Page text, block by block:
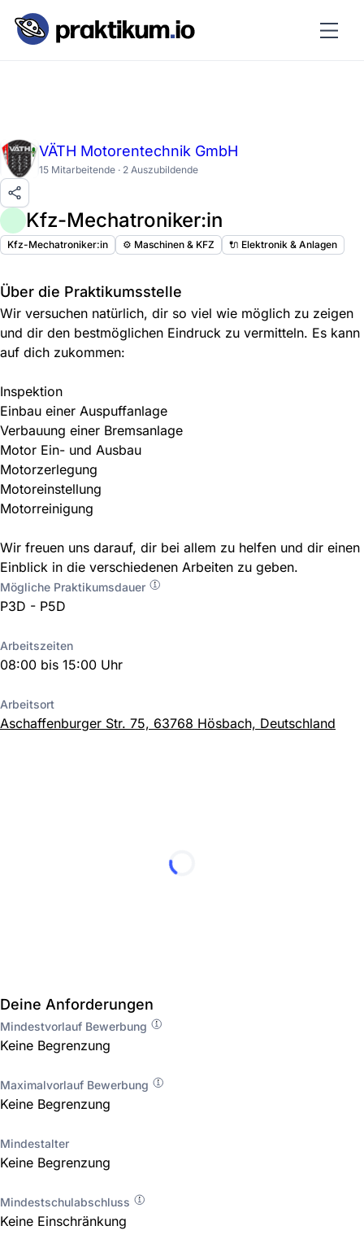
VÄTH Motorentechnik GmbH
15 Mitarbeitende · 2 Auszubildende
Kfz-Mechatroniker:in
Kfz-Mechatroniker:in ⚙️ Maschinen & KFZ 🔌 Elektronik & Anlagen
Über die Praktikumsstelle
Wir versuchen natürlich, dir so viel wie möglich zu zeigen
und dir den bestmöglichen Eindruck zu vermitteln. Es kann
auf dich zukommen:
Inspektion
Einbau einer Auspuffanlage
Verbauung einer Bremsanlage
Motor Ein- und Ausbau
Motorzerlegung
Motoreinstellung
Motorreinigung
Wir freuen uns darauf, dir bei allem zu helfen und dir einen
Einblick in die verschiedenen Arbeiten zu geben.
Mögliche Praktikumsdauer
P3D - P5D
Arbeitszeiten
08:00 bis 15:00 Uhr
Arbeitsort
Aschaffenburger Str. 75, 63768 Hösbach, Deutschland
Deine Anforderungen
Mindestvorlauf Bewerbung
Keine Begrenzung
Maximalvorlauf Bewerbung
Keine Begrenzung
Mindestalter
Keine Begrenzung
Mindestschulabschluss
Keine Einschränkung